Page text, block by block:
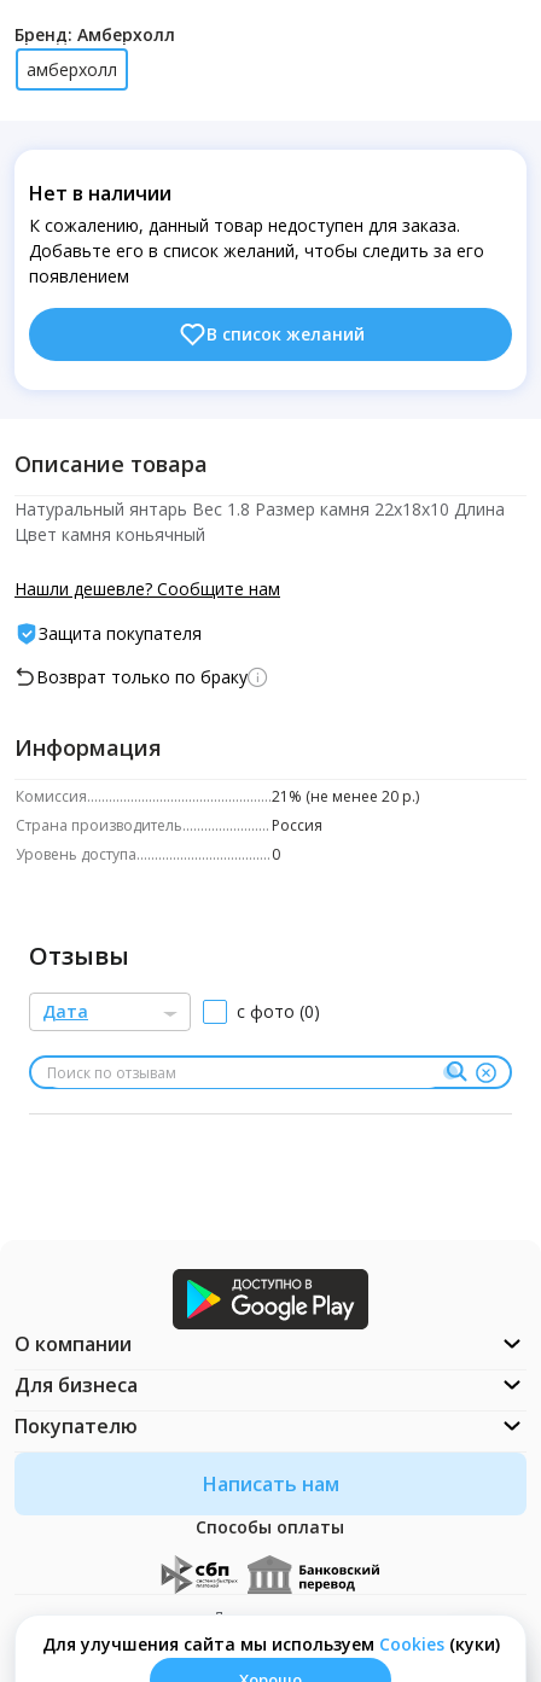
Для улучшения сайта мы используем Сookies(куки)
Бренд: Амберхолл
амберхолл
Нет в наличии
К сожалению, данный товар недоступен для заказа.
Добавьте его в список желаний, чтобы следить за его
появлением
В список желаний
Описание товара
Натуральный янтарь Вес 1.8 Размер камня 22х18х10 Длина
Цвет камня коньячный
Нашли дешевле? Сообщите нам
Защита покупателя
Возврат только по браку
Информация
Комиссия
21% (не менее 20 р.)
Страна производитель
Россия
Уровень доступа
0
Отзывы
Дата с фото (0)
Написать нам
Способы оплаты
О компании
Для бизнеса
Покупателю
Документация
Что такое Cookies?